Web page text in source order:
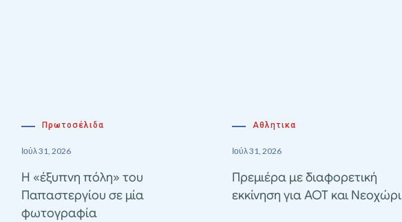
Πρωτοσέλιδα
Ιούλ 31, 2026
Η «έξυπνη πόλη» του
Παπαστεργίου σε μία
φωτογραφία
Αθλητικα
Ιούλ 31, 2026
Πρεμιέρα με διαφορετική
εκκίνηση για ΑΟΤ και Νεοχώρι